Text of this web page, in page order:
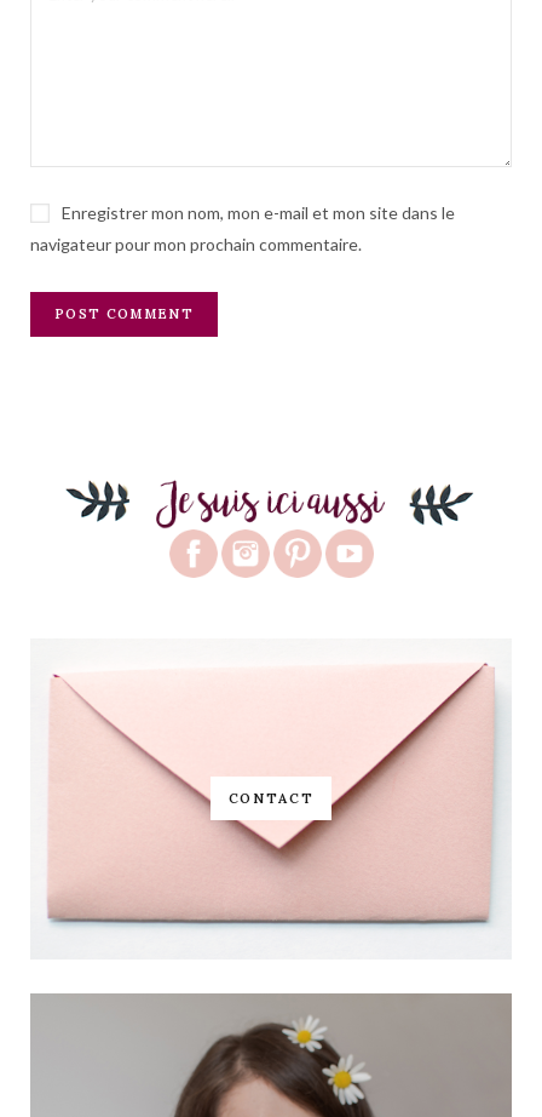
Enregistrer mon nom, mon e-mail et mon site dans le
navigateur pour mon prochain commentaire.
CONTACT